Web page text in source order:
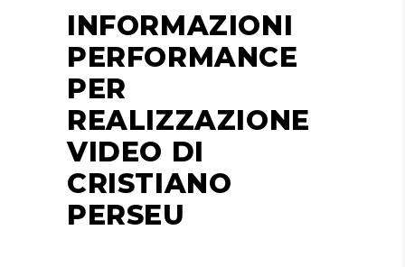
INFORMAZIONI
PERFORMANCE
PER
REALIZZAZIONE
VIDEO DI
CRISTIANO
PERSEU